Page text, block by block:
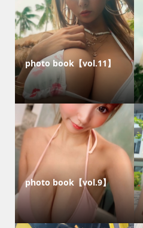
photo book【vol.11】
photo book【vol.9】